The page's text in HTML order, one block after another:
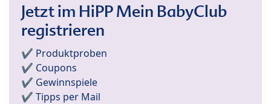
Jetzt im HiPP Mein BabyClub
registrieren
✔️ Produktproben
✔️ Coupons
✔️ Gewinnspiele
✔️ Tipps per Mail